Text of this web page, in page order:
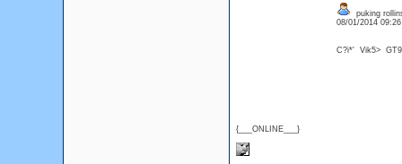
{___ONLINE___}
puking
08/01/2014
C?i*' Vik5>